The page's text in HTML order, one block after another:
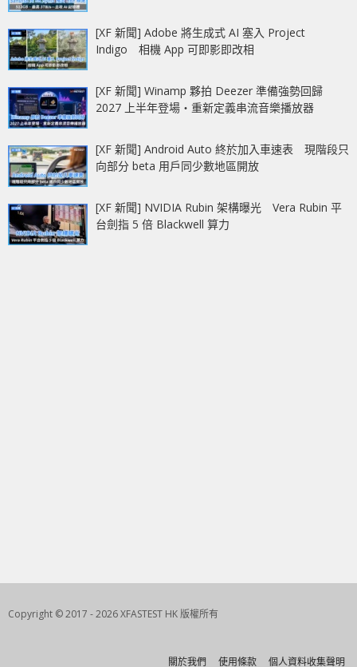
[XF 新聞] Adobe 將生成式 AI 塞入 Project
Indigo 相機 App 可即影即改相
[XF 新聞] Winamp 夥拍 Deezer 準備強勢回歸
2027 上半年登場‧重新定義串流音樂播放器
[XF 新聞] Android Auto 終於加入車速表 現階段只
向部分 beta 用戶同少數地區開放
[XF 新聞] NVIDIA Rubin 架構曝光 Vera Rubin 平
台劍指 5 倍 Blackwell 算力
Copyright © 2017 - 2026 XFASTEST HK 版權所有
關於我們 使用條款 個人資料收集聲明